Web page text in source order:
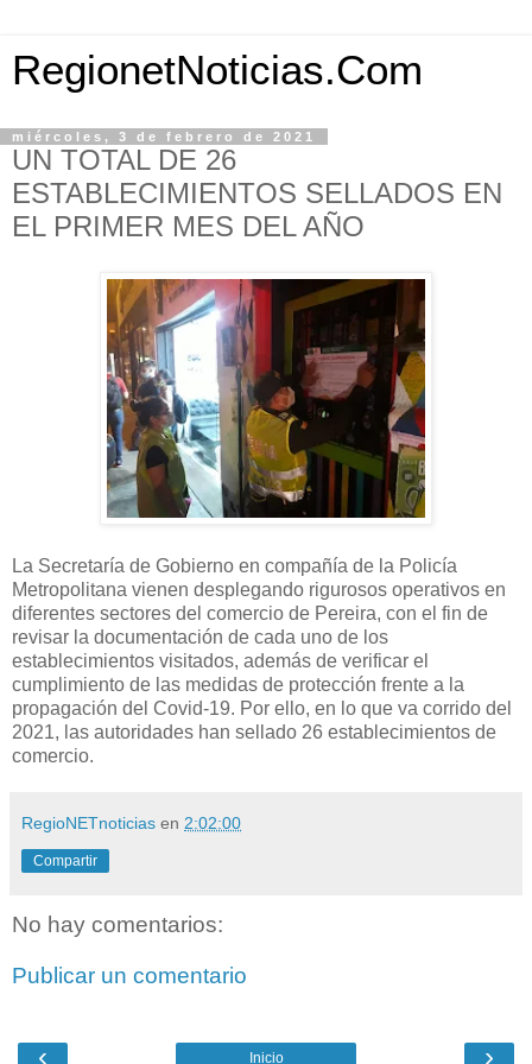
RegionetNoticias.Com
miércoles, 3 de febrero de 2021
UN TOTAL DE 26
ESTABLECIMIENTOS SELLADOS EN
EL PRIMER MES DEL AÑO
La Secretaría de Gobierno en compañía de la Policía
Metropolitana vienen desplegando rigurosos operativos en
diferentes sectores del comercio de Pereira, con el fin de
revisar la documentación de cada uno de los
establecimientos visitados, además de verificar el
cumplimiento de las medidas de protección frente a la
propagación del Covid-19. Por ello, en lo que va corrido del
2021, las autoridades han sellado 26 establecimientos de
comercio.
RegioNETnoticias en 2:02:00
Compartir
No hay comentarios:
Publicar un comentario
‹ ›
Inicio